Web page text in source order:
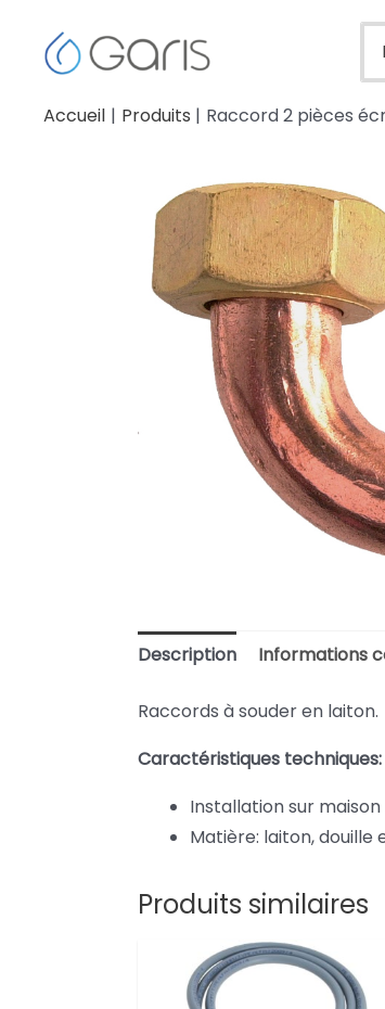
Accueil Produits Raccord 2 pièces
Description Informations
Raccords à souder en laiton.
Caractéristiques techniques:
Installation sur
Matière: laiton, douille
Produits similaires